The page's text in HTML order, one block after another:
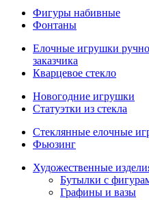
Фигуры набивные
Фонтаны
Елочные игрушки
заказчика
Кварцевое стекло
Новогодние игрушки
Статуэтки из стекла
Стеклянные елочные
Фьюзинг
Художественные
Бутылки с
Графины и вазы